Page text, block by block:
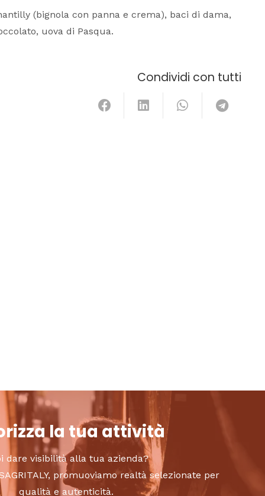
(bignola con panna e crema), baci di dama,
uova di Pasqua.
Condividi con tutti
la tua attività
dare visibilità alla tua azienda?
promuoviamo realtà selezionate per
qualità e autenticità.